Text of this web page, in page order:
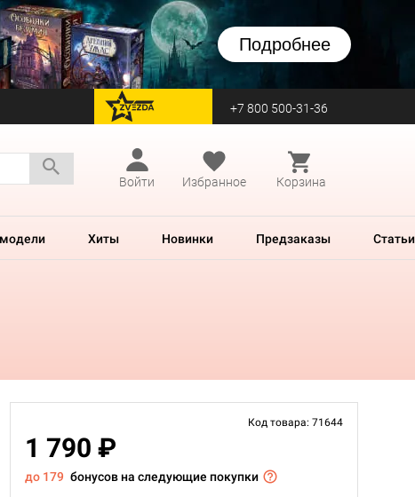
Подробнее
перейти на Zvezda +7 800 500-31-36
Войти
Избранное Корзина
Хиты Новинки Предзаказы Статьи
Код товара: 71644
1 790 ₽
до 179 бонусов на следующие покупки